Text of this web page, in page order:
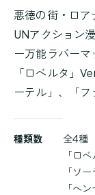
悪徳の街・ロ
UNアクション
ー万能ラバーマ
「ロベルタ」
ーテル」、「フ
品
種類数
全4種
「ロ
「ソー
「ヘ